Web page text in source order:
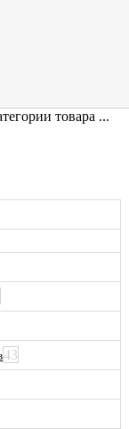
товара ...
43